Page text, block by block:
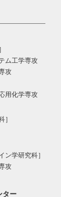
ム⼯学専攻
攻
⽤化学専攻
］
ン学研究科］
攻
ター